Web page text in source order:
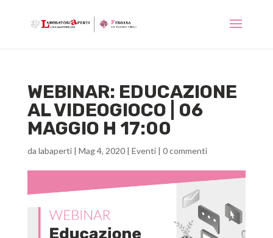
WEBINAR: EDUCAZIONE
AL VIDEOGIOCO | 06
MAGGIO H 17:00
da labaperti| Mag 4, 2020| Eventi| 0 commenti